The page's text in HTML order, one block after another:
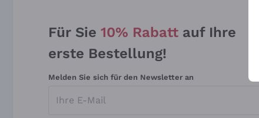
Für Sie 10% Rabatt auf Ihre
erste Bestellung!
Melden Sie sich für den Newsletter an